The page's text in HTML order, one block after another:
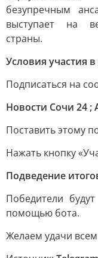
безупречным
выступает на
страны.
Условия участия
Подписаться на
Новости Сочи 24
Поставить этому
Нажать кнопку
Подведение
Победители
помощью бота.
Желаем удачи